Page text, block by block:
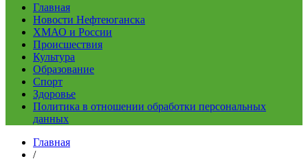
Главная
Новости Нефтеюганска
ХМАО и России
Происшествия
Культура
Образование
Спорт
Здоровье
Политика в отношении обработки персональных
данных
Главная
/